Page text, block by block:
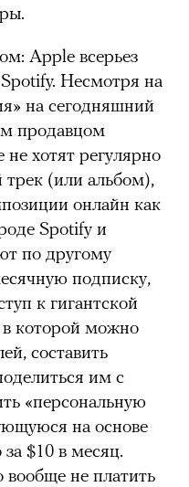
Apple всерьез
Spotify. Несмотря на
на сегодняшний
продавцом
хотят регулярно
трек (или альбом),
онлайн как
Spotify и
по другому
подписку,
к гигантской
в которой можно
составить
им с
«персональную
на основе
за $10 в месяц.
не платить